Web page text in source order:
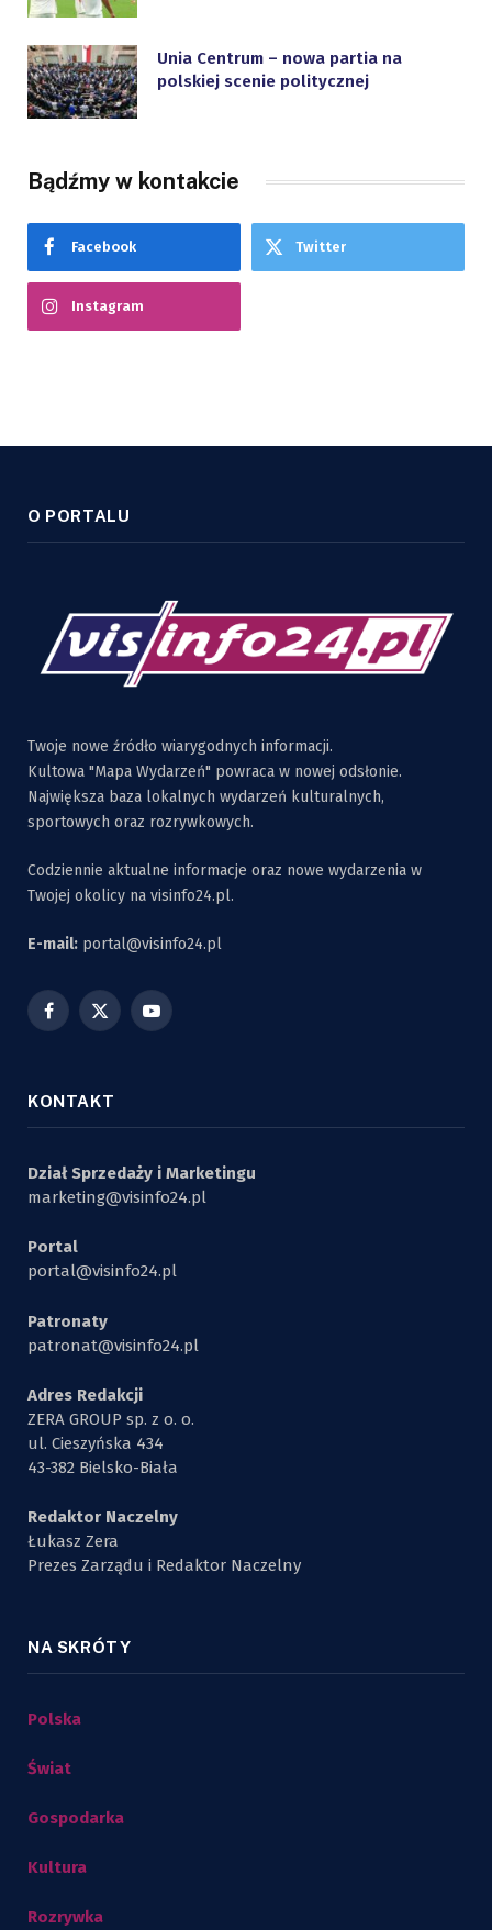
Unia Centrum – nowa partia na
polskiej scenie politycznej
Bądźmy w kontakcie
Facebook Twitter
Instagram
O PORTALU
Twoje nowe źródło wiarygodnych informacji.
Kultowa "Mapa Wydarzeń" powraca w nowej odsłonie.
Największa baza lokalnych wydarzeń kulturalnych,
sportowych oraz rozrywkowych.
Codziennie aktualne informacje oraz nowe wydarzenia w
Twojej okolicy na visinfo24.pl.
E-mail: portal@visinfo24.pl
Facebook
X
YouTube
KONTAKT
Dział Sprzedaży i Marketingu
marketing@visinfo24.pl
Portal
portal@visinfo24.pl
Patronaty
patronat@visinfo24.pl
Adres Redakcji
ZERA GROUP sp. z o. o.
ul. Cieszyńska 434
43-382 Bielsko-Biała
Redaktor Naczelny
Łukasz Zera
Prezes Zarządu i Redaktor Naczelny
NA SKRÓTY
Polska
Świat
Gospodarka
Kultura
Rozrywka